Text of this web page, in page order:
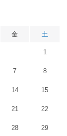
金 土
1
7 8
14 15
21 22
28 29